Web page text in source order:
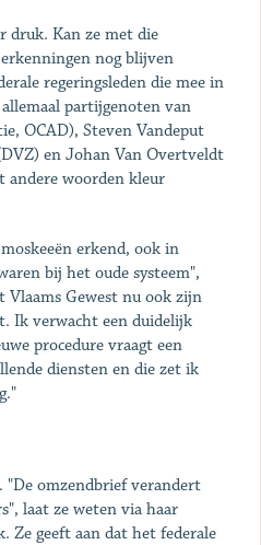
druk. Kan ze met die
nog blijven
regeringsleden die mee in
partijgenoten van
OCAD), Steven Vandeput
en Johan Van Overtveldt
andere woorden kleur
erkend, ook in
bij het oude systeem",
Vlaams Gewest nu ook zijn
Ik verwacht een duidelijk
procedure vraagt een
diensten en die zet ik
"De omzendbrief verandert
laat ze weten via haar
Ze geeft aan dat het federale